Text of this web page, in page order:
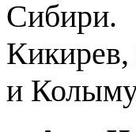
Кикирев,
и